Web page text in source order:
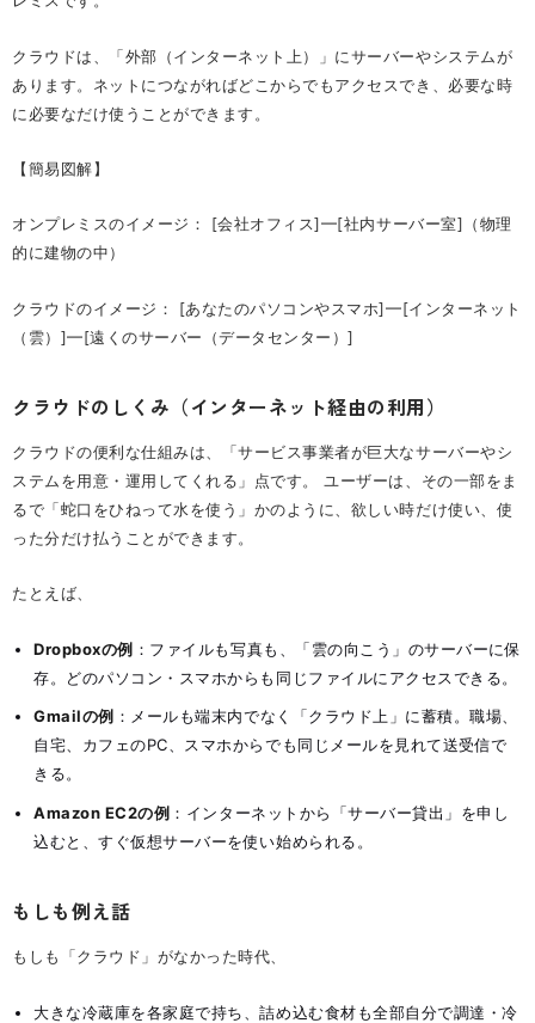
クラウドは、「外部（インターネット上）」にサーバーやシステムが
あります。ネットにつながればどこからでもアクセスでき、必要な時
に必要なだけ使うことができます。
【簡易図解】
オンプレミスのイメージ： [会社オフィス]━[社内サーバー室]（物理
的に建物の中）
クラウドのイメージ： [あなたのパソコンやスマホ]━[インターネット
（雲）]━[遠くのサーバー（データセンター）]
クラウドのしくみ（インターネット経由の利用）
クラウドの便利な仕組みは、「サービス事業者が巨大なサーバーやシ
ステムを用意・運用してくれる」点です。 ユーザーは、その一部をま
るで「蛇口をひねって水を使う」かのように、欲しい時だけ使い、使
った分だけ払うことができます。
たとえば、
Dropboxの例 ：ファイルも写真も、「雲の向こう」のサーバーに保
存。どのパソコン・スマホからも同じファイルにアクセスできる。
Gmailの例 ：メールも端末内でなく「クラウド上」に蓄積。職場、
自宅、カフェのPC、スマホからでも同じメールを見れて送受信で
きる。
Amazon EC2の例 ：インターネットから「サーバー貸出」を申し
込むと、すぐ仮想サーバーを使い始められる。
もしも例え話
もしも「クラウド」がなかった時代、
大きな冷蔵庫を各家庭で持ち、詰め込む食材も全部自分で調達・冷